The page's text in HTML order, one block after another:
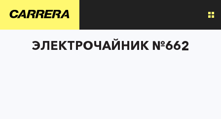
ЭЛЕКТРОЧАЙНИК №662